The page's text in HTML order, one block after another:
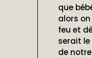
que
alors
feu et
serait
de